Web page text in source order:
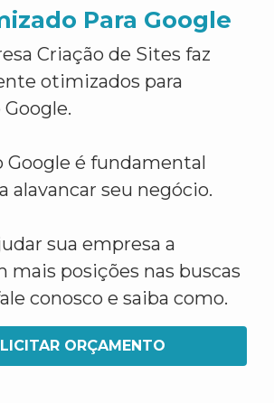
Para Google
Criação de Sites faz
otimizados para
Google é fundamental
alavancar seu negócio.
sua empresa a
mais posições nas buscas
conosco e saiba como.
ORÇAMENTO